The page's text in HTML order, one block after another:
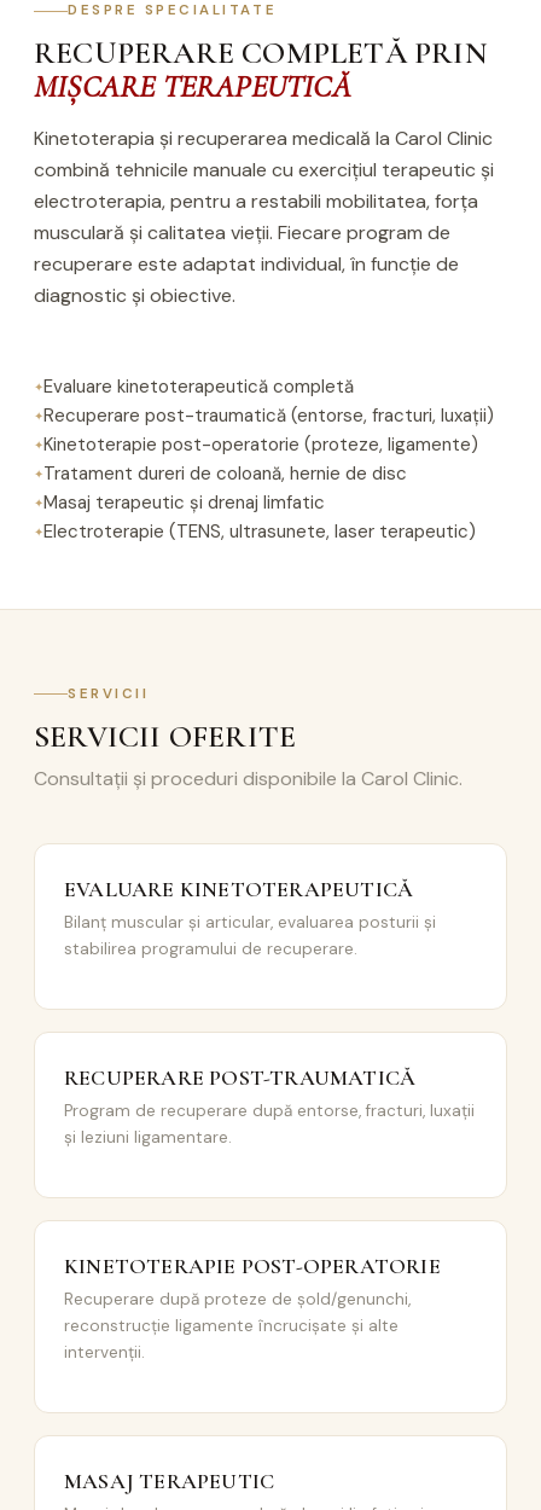
DESPRE SPECIALITATE
RECUPERARE COMPLETĂ PRIN
MIȘCARE TERAPEUTICĂ
Kinetoterapia și recuperarea medicală la Carol Clinic
combină tehnicile manuale cu exercițiul terapeutic și
electroterapia, pentru a restabili mobilitatea, forța
musculară și calitatea vieții. Fiecare program de
recuperare este adaptat individual, în funcție de
diagnostic și obiective.
Evaluare kinetoterapeutică completă
Recuperare post-traumatică (entorse, fracturi, luxații)
Kinetoterapie post-operatorie (proteze, ligamente)
Tratament dureri de coloană, hernie de disc
Masaj terapeutic și drenaj limfatic
Electroterapie (TENS, ultrasunete, laser terapeutic)
SERVICII
SERVICII OFERITE
Consultații și proceduri disponibile la Carol Clinic.
EVALUARE KINETOTERAPEUTICĂ
Bilanț muscular și articular, evaluarea posturii și
stabilirea programului de recuperare.
RECUPERARE POST-TRAUMATICĂ
Program de recuperare după entorse, fracturi, luxații
și leziuni ligamentare.
KINETOTERAPIE POST-OPERATORIE
Recuperare după proteze de șold/genunchi,
reconstrucție ligamente încrucișate și alte
intervenții.
MASAJ TERAPEUTIC